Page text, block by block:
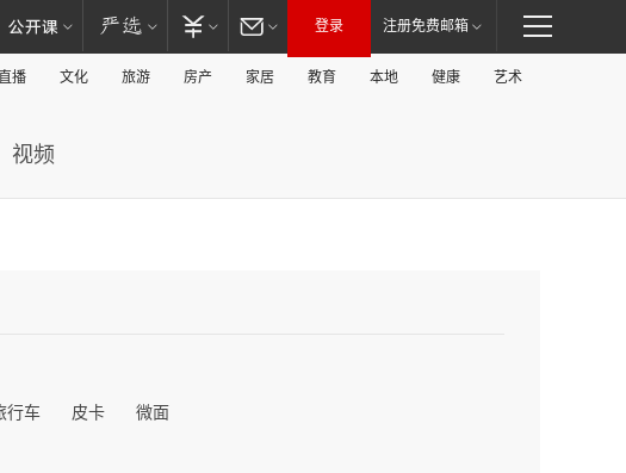
登录 注册免费邮箱
直播 文化 旅游 房产 家居 教育 本地 健康 艺术
视频
行车 皮卡 微面